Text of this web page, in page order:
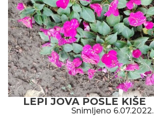
LEPI JOVA POSLE KIŠE
Snimljeno 6.07.2022.